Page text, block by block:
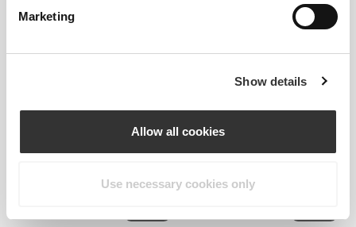
Marketing
Show details
Allow all cookies
Use necessary cookies only
Kofeina 400 g